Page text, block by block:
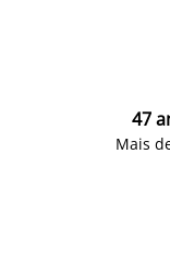
47
Mais